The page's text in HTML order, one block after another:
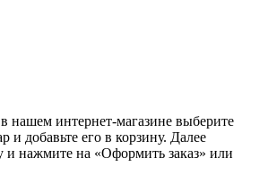
нашем интернет-магазине выберите
и добавьте его в корзину. Далее
и нажмите на «Оформить заказ» или